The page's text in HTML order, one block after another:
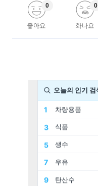
좋아요
0
화나요
0